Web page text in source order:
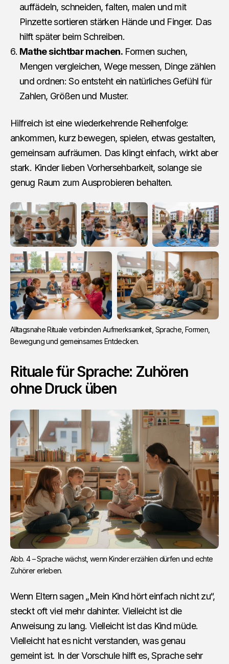
auffädeln, schneiden, falten, malen und mit
Pinzette sortieren stärken Hände und Finger. Das
hilft später beim Schreiben.
Mathe sichtbar machen.Formen suchen,
Mengen vergleichen, Wege messen, Dinge zählen
und ordnen: So entsteht ein natürliches Gefühl für
Zahlen, Größen und Muster.
Hilfreich ist eine wiederkehrende Reihenfolge:
ankommen, kurz bewegen, spielen, etwas gestalten,
gemeinsam aufräumen. Das klingt einfach, wirkt aber
stark. Kinder lieben Vorhersehbarkeit, solange sie
genug Raum zum Ausprobieren behalten.
Alltagsnahe Rituale verbinden Aufmerksamkeit, Sprache, Formen,
Bewegung und gemeinsames Entdecken.
Rituale für Sprache: Zuhören
ohne Druck üben
Abb. 4 – Sprache wächst, wenn Kinder erzählen dürfen und echte
Zuhörer erleben.
Wenn Eltern sagen „Mein Kind hört einfach nicht zu“,
steckt oft viel mehr dahinter. Vielleicht ist die
Anweisung zu lang. Vielleicht ist das Kind müde.
Vielleicht hat es nicht verstanden, was genau
gemeint ist. In der Vorschule hilft es, Sprache sehr